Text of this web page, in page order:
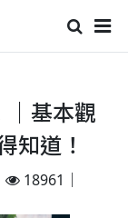
｜基本觀
知道！
18961｜